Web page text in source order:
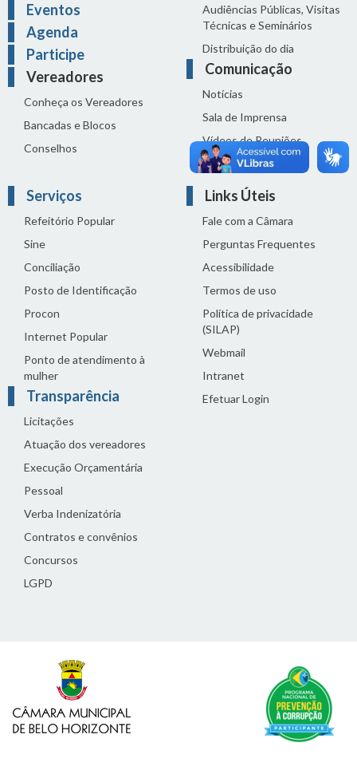
Eventos
Agenda
Participe
Vereadores
Conheça os Vereadores
Bancadas e Blocos
Conselhos
Audiências Públicas, Visitas
Técnicas e Seminários
Distribuição do dia
Comunicação
Notícias
Sala de Imprensa
Vídeos de Reuniões
Solenidades
Serviços
Refeitório Popular
Sine
Conciliação
Posto de Identificação
Procon
Internet Popular
Ponto de atendimento à
mulher
Transparência
Licitações
Atuação dos vereadores
Execução Orçamentária
Pessoal
Verba Indenizatória
Contratos e convênios
Concursos
LGPD
Links Úteis
Fale com a Câmara
Perguntas Frequentes
Acessibilidade
Termos de uso
Política de privacidade
(SILAP)
Webmail
Intranet
Efetuar Login